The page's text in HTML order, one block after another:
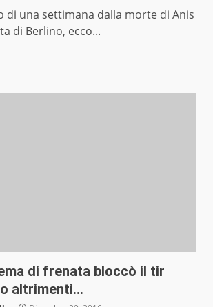
di una settimana dalla morte di Anis
di Berlino, ecco...
di frenata bloccò il tir
altrimenti…